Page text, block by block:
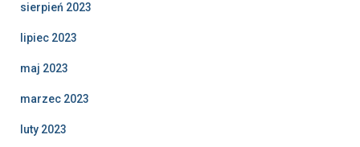
sierpień 2023
lipiec 2023
maj 2023
marzec 2023
luty 2023